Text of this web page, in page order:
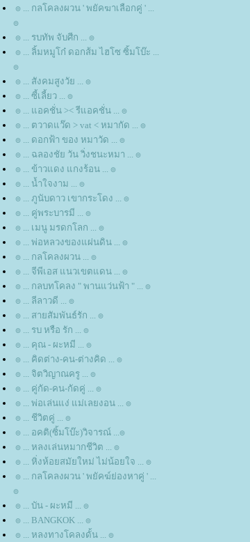
๏ ... กลโคลงผวน ' พยัคฆาเลือกคู่ ' ...
๏
๏ ... รบทัพ จับศีก ... ๏
๏ ... ลิ้มหมูโก๋ ดอกส้ม ไฮโซ ซิ้มโบ๊ะ ...
๏
๏ ... สังคมสูงวัย ... ๏
๏ ... ซี้เลี้ยว ... ๏
๏ ... แอคชั่น >< รีแอคชั่น ... ๏
๏ ... ตวาดแว๊ด > vat < หมากัด ... ๏
๏ ... ดอกฟ้า ของ หมาวัด ... ๏
๏ ... ฉลองชัย วัน วิ่งชนะหมา ... ๏
๏ ... ข้าวแดง แกงร้อน ... ๏
๏ ... น้ำใจงาม ... ๏
๏ ... ภูนับดาว เขากระโดง ... ๏
๏ ... คู่พระบารมี ... ๏
๏ ... เมนู มรดกโลก ... ๏
๏ ... พ่อหลวงของแผ่นดิน ... ๏
๏ ... กลโคลงผวน ... ๏
๏ ... จีพีเอส แนวเขตแดน ... ๏
๏ ... กลบทโคลง " พานแว่นฟ้า " ... ๏
๏ ... ลีลาวดี ... ๏
๏ ... สายสัมพันธ์รัก ... ๏
๏ ... รบ หรือ รัก ... ๏
๏ ... คุณ - ผะหมี ... ๏
๏ ... คิดต่าง-คน-ต่างคิด ... ๏
๏ ... จิตวิญาณครู ... ๏
๏ ... คู่กัด-คน-กัดคู่ ... ๏
๏ ... พ่อเล่นแง่ แม่เลยงอน ... ๏
๏ ... ชีวิตคู่ ... ๏
๏ ... อคติ(ซิ้มโบ๊ะ)วิจารณ์ ...๏
๏ ... หลงเล่นหมากชีวิต ... ๏
๏ ... หิ่งห้อยสมัยใหม่ ไม่น้อยใจ ... ๏
๏ ... กลโคลงผวน ' พยัคฆ์ย่องหาคู่ ' ...
๏
๏ ... บัน - ผะหมี ... ๏
๏ ... BANGKOK ... ๏
๏ ... หลงทางโคลงดั้น ... ๏